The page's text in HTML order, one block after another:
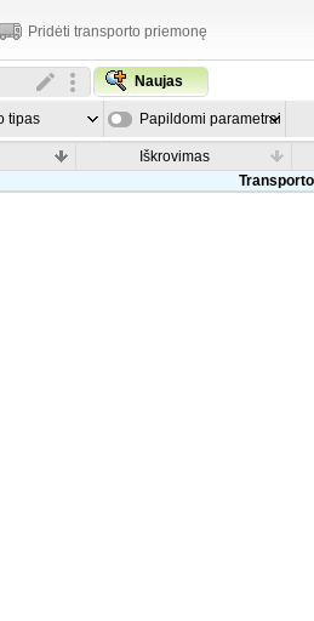
Pridėti transporto priemonę
Naujas
tipas Papildomi parametrai
Iškrovimas